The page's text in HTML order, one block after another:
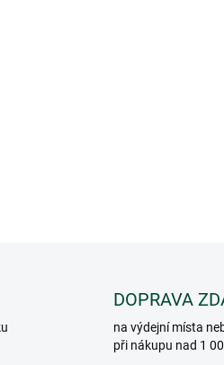
DOPRAVA
na výdejní místa
při nákupu nad 1